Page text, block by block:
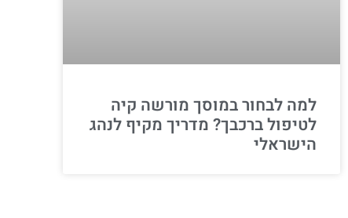
למה לבחור במוסך מורשה קיה
לטיפול ברכבך? מדריך מקיף לנהג
הישראלי